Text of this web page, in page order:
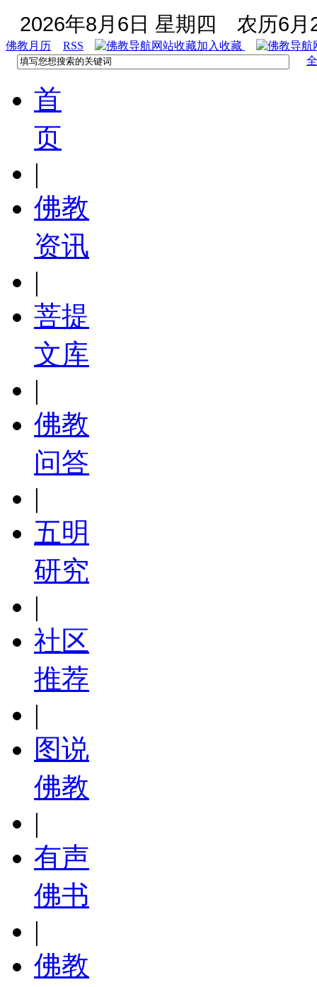
2026年8月6日 星期四 农历6月
佛教月历 RSS
加入收藏
首
页
|
佛教
资讯
|
菩提
文库
|
佛教
问答
|
五明
研究
|
社区
推荐
|
图说
佛教
|
有声
佛书
|
佛教